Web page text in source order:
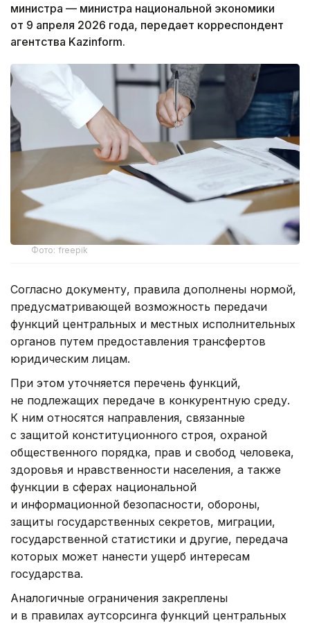
министра — министра национальной экономики
от 9 апреля 2026 года, передает корреспондент
агентства Kazinform.
Фото: freepik
Согласно документу, правила дополнены нормой,
предусматривающей возможность передачи
функций центральных и местных исполнительных
органов путем предоставления трансфертов
юридическим лицам.
При этом уточняется перечень функций,
не подлежащих передаче в конкурентную среду.
К ним относятся направления, связанные
с защитой конституционного строя, охраной
общественного порядка, прав и свобод человека,
здоровья и нравственности населения, а также
функции в сферах национальной
и информационной безопасности, обороны,
защиты государственных секретов, миграции,
государственной статистики и другие, передача
которых может нанести ущерб интересам
государства.
Аналогичные ограничения закреплены
и в правилах аутсорсинга функций центральных